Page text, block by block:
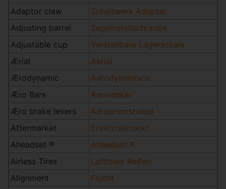
Adaptor claw
Schaltwerk Adapter
Adjusting barrel
Zugeinstellschraube
Adjustable cup
Verstellbare Lagerschale
Ærial
Aerial
Ærodynamic
Aerodynamisch
Æro Bars
Aerolenker
Æro brake levers
Aerobremshebel
Aftermarket
Ersatzteilmarkt
Aheadset ®
Aheadset ®
Airless Tires
Luftloser Reifen
Alignment
Flucht